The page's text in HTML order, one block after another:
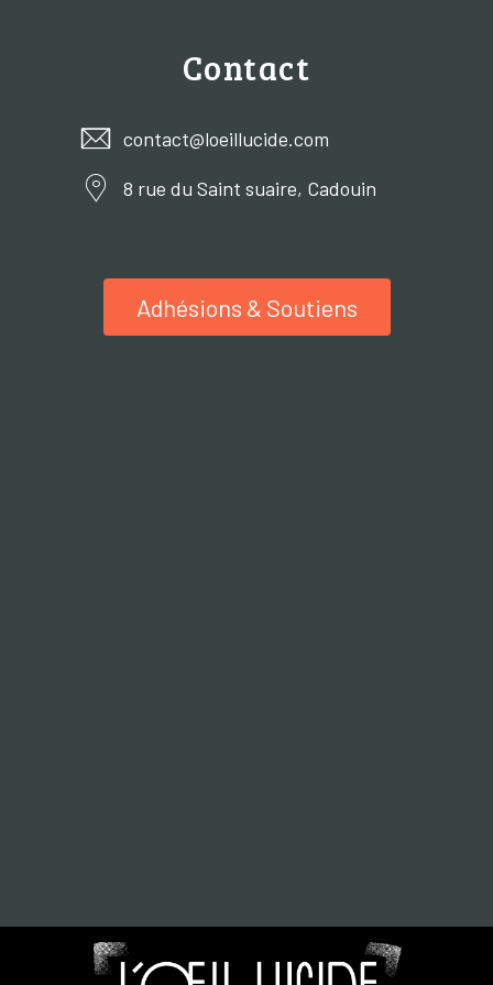
Contact
contact@loeillucide.com
8 rue du Saint suaire, Cadouin
Adhésions & Soutiens